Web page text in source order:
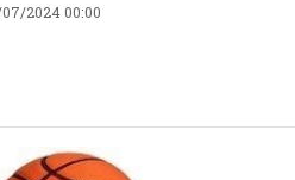
07/2024 00:00